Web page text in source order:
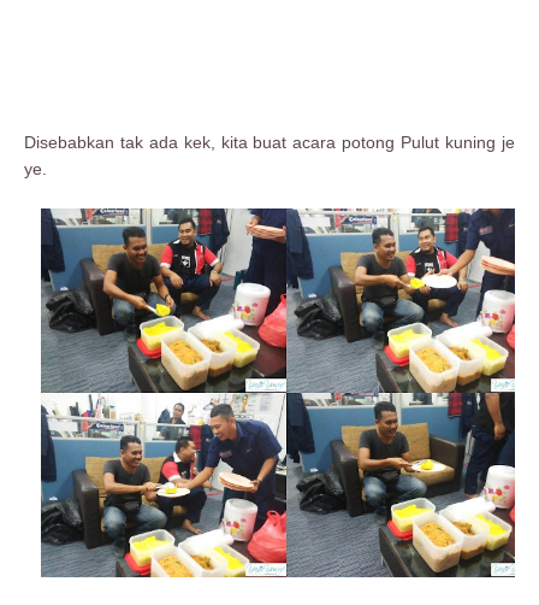
Disebabkan tak ada kek, kita buat acara potong Pulut kuning je
ye.